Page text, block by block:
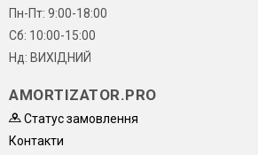
Пн-Пт: 9:00-18:00
Сб: 10:00-15:00
Нд: ВИХІДНИЙ
AMORTIZATOR.PRO
Статус замовлення
Контакти